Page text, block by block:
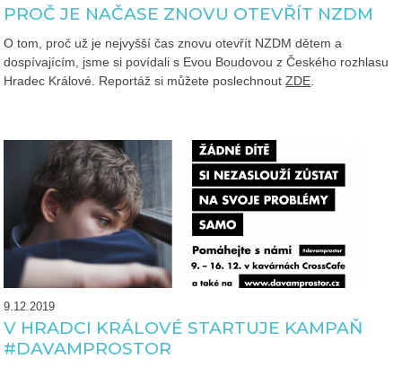
PROČ JE NAČASE ZNOVU OTEVŘÍT NZDM
O tom, proč už je nejvyšší čas znovu otevřít NZDM dětem a
dospívajícím, jsme si povídali s Evou Boudovou z Českého rozhlasu
Hradec Králové. Reportáž si můžete poslechnoutZDE.
9.12.2019
V HRADCI KRÁLOVÉ STARTUJE KAMPAŇ
#DAVAMPROSTOR